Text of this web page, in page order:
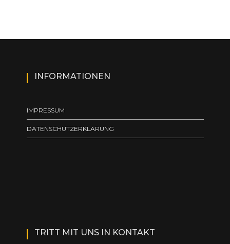
INFORMATIONEN
IMPRESSUM
DATENSCHUTZERKLÄRUNG
TRITT MIT UNS IN KONTAKT